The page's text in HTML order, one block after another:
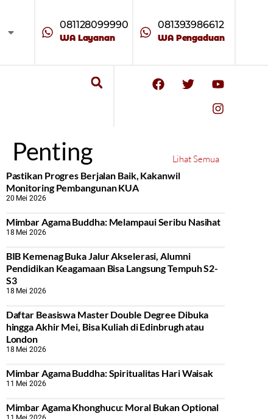
081128099990
WA Layanan
081393986612
WA Pengaduan
Penting
Lihat Semua
Pastikan Progres Berjalan Baik, Kakanwil
Monitoring Pembangunan KUA
20 Mei 2026
Mimbar Agama Buddha: Melampaui Seribu Nasihat
18 Mei 2026
BIB Kemenag Buka Jalur Akselerasi, Alumni
Pendidikan Keagamaan Bisa Langsung Tempuh S2-
S3
18 Mei 2026
Daftar Beasiswa Master Double Degree Dibuka
hingga Akhir Mei, Bisa Kuliah di Edinbrugh atau
London
18 Mei 2026
Mimbar Agama Buddha: Spiritualitas Hari Waisak
11 Mei 2026
Mimbar Agama Khonghucu: Moral Bukan Optional